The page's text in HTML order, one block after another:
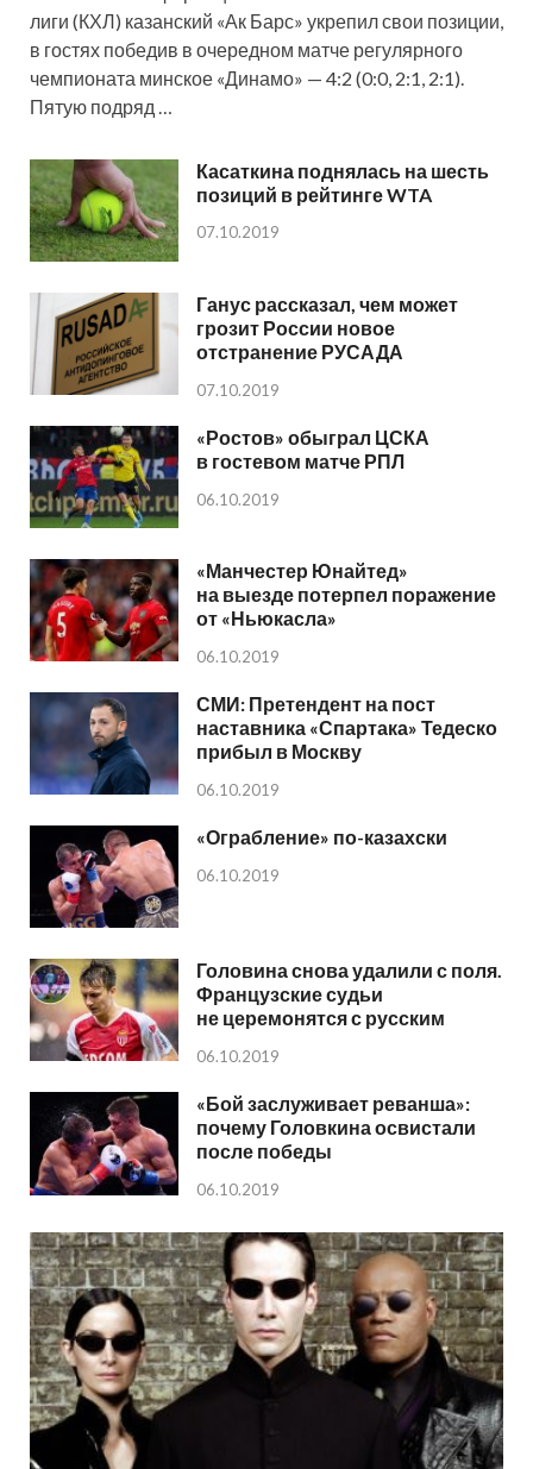
лиги (КХЛ) казанский «Ак Барс» укрепил свои позиции,
в гостях победив в очередном матче регулярного
чемпионата минское «Динамо» — 4:2 (0:0, 2:1, 2:1).
Пятую подряд …
Касаткина поднялась на шесть
позиций в рейтинге WTA
07.10.2019
Ганус рассказал, чем может
грозит России новое
отстранение РУСАДА
07.10.2019
«Ростов» обыграл ЦСКА
в гостевом матче РПЛ
06.10.2019
«Манчестер Юнайтед»
на выезде потерпел поражение
от «Ньюкасла»
06.10.2019
СМИ: Претендент на пост
наставника «Спартака» Тедеско
прибыл в Москву
06.10.2019
«Ограбление» по-казахски
06.10.2019
Головина снова удалили с поля.
Французские судьи
не церемонятся с русским
06.10.2019
«Бой заслуживает реванша»:
почему Головкина освистали
после победы
06.10.2019